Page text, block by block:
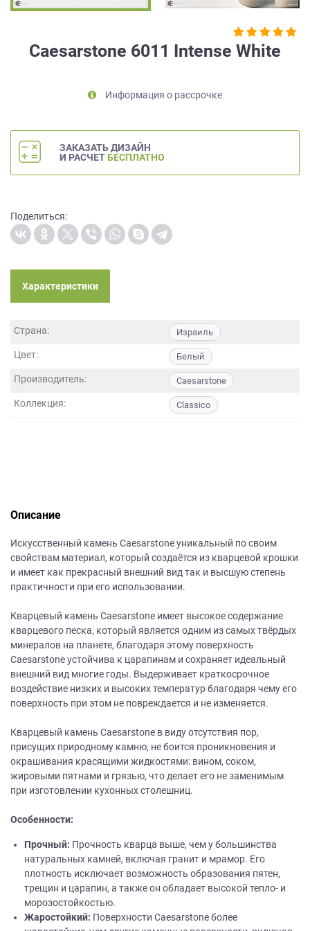
Caesarstone 6011 Intense White
Информация о рассрочке
ЗАКАЗАТЬ ДИЗАЙН
И РАСЧЕТ БЕСПЛАТНО
Поделиться:
Характеристики
Страна: Израиль
Цвет: Белый
Производитель: Caesarstone
Коллекция: Classico
Описание
Искусственный камень Caesarstone уникальный по своим
свойствам материал, который создаётся из кварцевой крошки
и имеет как прекрасный внешний вид так и высшую степень
практичности при его использовании.
Кварцевый камень Caesarstone имеет высокое содержание
кварцевого песка, который является одним из самых твёрдых
минералов на планете, благодаря этому поверхность
Caesarstone устойчива к царапинам и сохраняет идеальный
внешний вид многие годы. Выдерживает краткосрочное
воздействие низких и высоких температур благодаря чему его
поверхность при этом не повреждается и не изменяется.
Кварцевый камень Caesarstone в виду отсутствия пор,
присущих природному камню, не боится проникновения и
окрашивания красящими жидкостями: вином, соком,
жировыми пятнами и грязью, что делает его не заменимым
при изготовлении кухонных столешниц.
Особенности:
Прочный: Прочность кварца выше, чем у большинства
натуральных камней, включая гранит и мрамор. Его
плотность исключает возможность образования пятен,
трещин и царапин, а также он обладает высокой тепло- и
морозостойкостью.
Жаростойкий: Поверхности Caesarstone более
на
данных,
персональных
данных
порядке
Политики
обработки
персональных